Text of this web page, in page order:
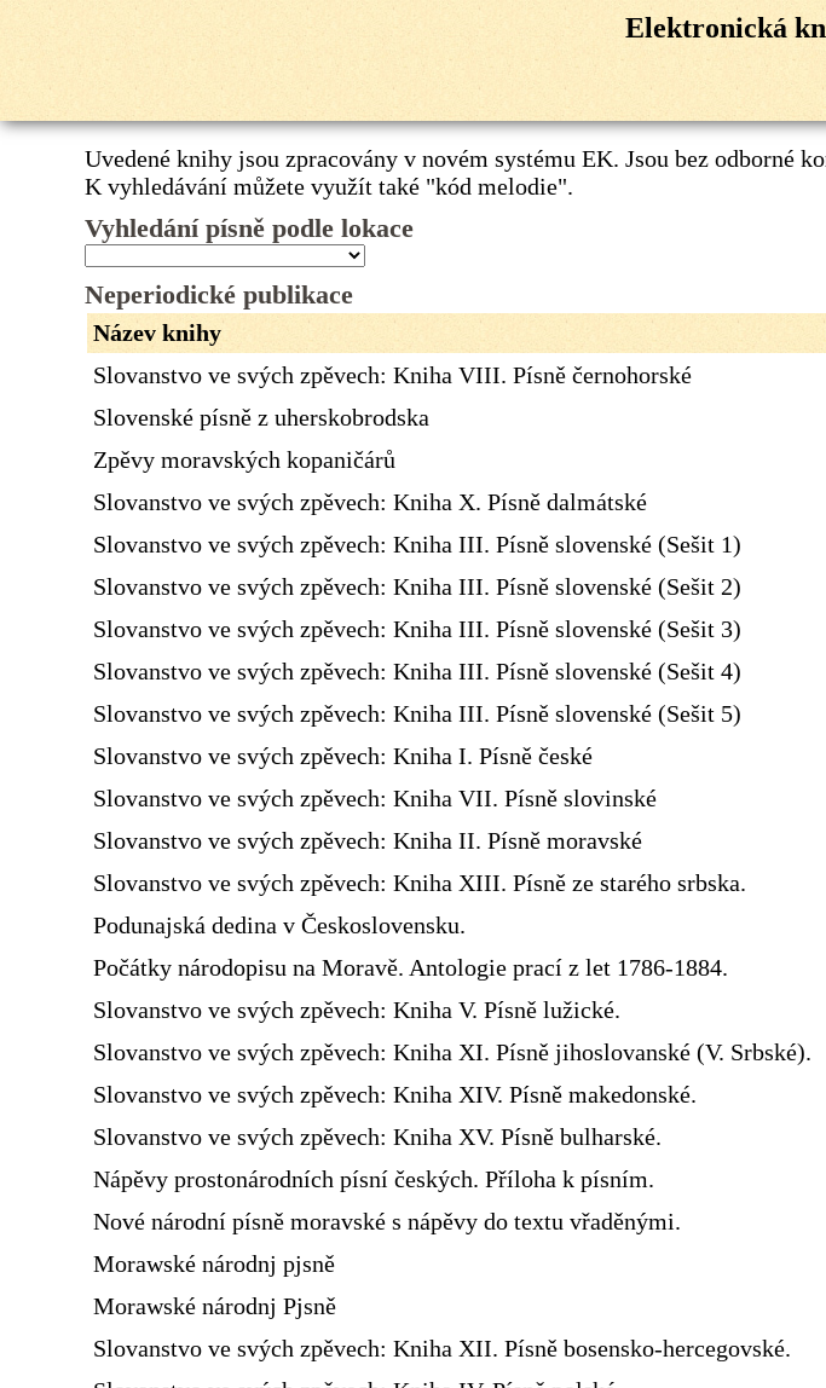
Elektronická
Uvedené knihy jsou zpracovány v novém systému EK. Jsou bez odborné
K vyhledávání můžete využít také "kód melodie".
Vyhledání písně podle lokace
Neperiodické publikace
Název knihy
Slovanstvo ve svých zpěvech: Kniha VIII. Písně černohorské
Slovenské písně z uherskobrodska
Zpěvy moravských kopaničárů
Slovanstvo ve svých zpěvech: Kniha X. Písně dalmátské
Slovanstvo ve svých zpěvech: Kniha III. Písně slovenské (Sešit 1)
Slovanstvo ve svých zpěvech: Kniha III. Písně slovenské (Sešit 2)
Slovanstvo ve svých zpěvech: Kniha III. Písně slovenské (Sešit 3)
Slovanstvo ve svých zpěvech: Kniha III. Písně slovenské (Sešit 4)
Slovanstvo ve svých zpěvech: Kniha III. Písně slovenské (Sešit 5)
Slovanstvo ve svých zpěvech: Kniha I. Písně české
Slovanstvo ve svých zpěvech: Kniha VII. Písně slovinské
Slovanstvo ve svých zpěvech: Kniha II. Písně moravské
Slovanstvo ve svých zpěvech: Kniha XIII. Písně ze starého srbska.
Podunajská dedina v Československu.
Počátky národopisu na Moravě. Antologie prací z let 1786-1884.
Slovanstvo ve svých zpěvech: Kniha V. Písně lužické.
Slovanstvo ve svých zpěvech: Kniha XI. Písně jihoslovanské (V. Srbské).
Slovanstvo ve svých zpěvech: Kniha XIV. Písně makedonské.
Slovanstvo ve svých zpěvech: Kniha XV. Písně bulharské.
Nápěvy prostonárodních písní českých. Příloha k písním.
Nové národní písně moravské s nápěvy do textu vřaděnými.
Morawské národnj pjsně
Morawské národnj Pjsně
Slovanstvo ve svých zpěvech: Kniha XII. Písně bosensko-hercegovské.